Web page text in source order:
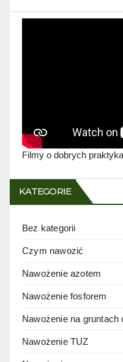
Filmy o dobrych
KATEGORIE
Bez kategorii
Czym nawozić
Nawożenie azotem
Nawożenie fosforem
Nawożenie na gruntach
Nawożenie TUZ